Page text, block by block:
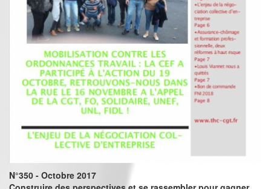
N°350 - Octobre 2017